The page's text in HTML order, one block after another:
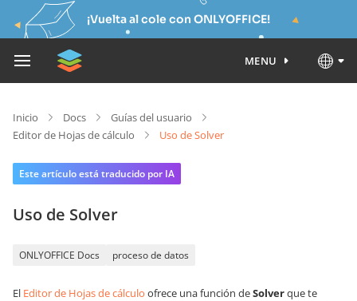
¡Vuelta al cole con ONLYOFFICE!
MENU
Inicio Docs
Guías del usuario
Editor de Hojas de cálculo
Uso de Solver
Este artículo está traducido por IA
Uso de Solver
ONLYOFFICE Docs proceso de datos
El Editor de Hojas de cálculo ofrece una función deSolverque te